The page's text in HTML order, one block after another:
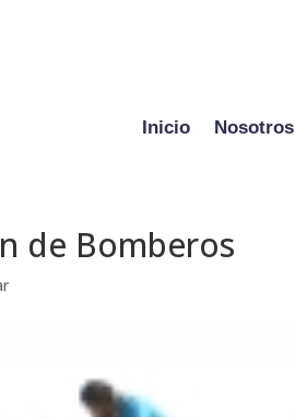
Inicio Nosotros
de Bomberos